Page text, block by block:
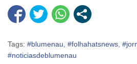
Tags: #blumenau, #folhahatsnews,
#noticiasdeblumenau